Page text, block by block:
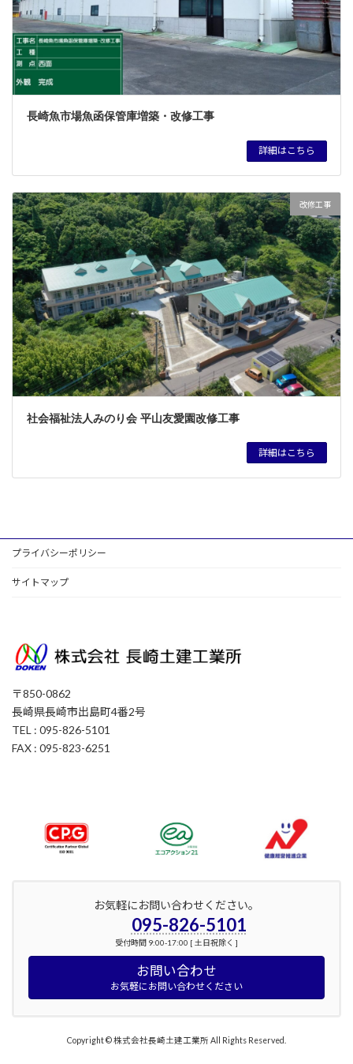
長崎魚市場魚函保管庫増築・改修工事
詳細はこちら
改修工事
社会福祉法人みのり会 平山友愛園改修工事
詳細はこちら
プライバシーポリシー
サイトマップ
〒850-0862
長崎県長崎市出島町4番2号
TEL : 095-826-5101
FAX : 095-823-6251
お気軽にお問い合わせください。
095-826-5101
受付時間 9:00-17:00 [ 土日祝除く ]
お問い合わせ
お気軽にお問い合わせください
Copyright © 株式会社長崎土建工業所 All Rights Reserved.